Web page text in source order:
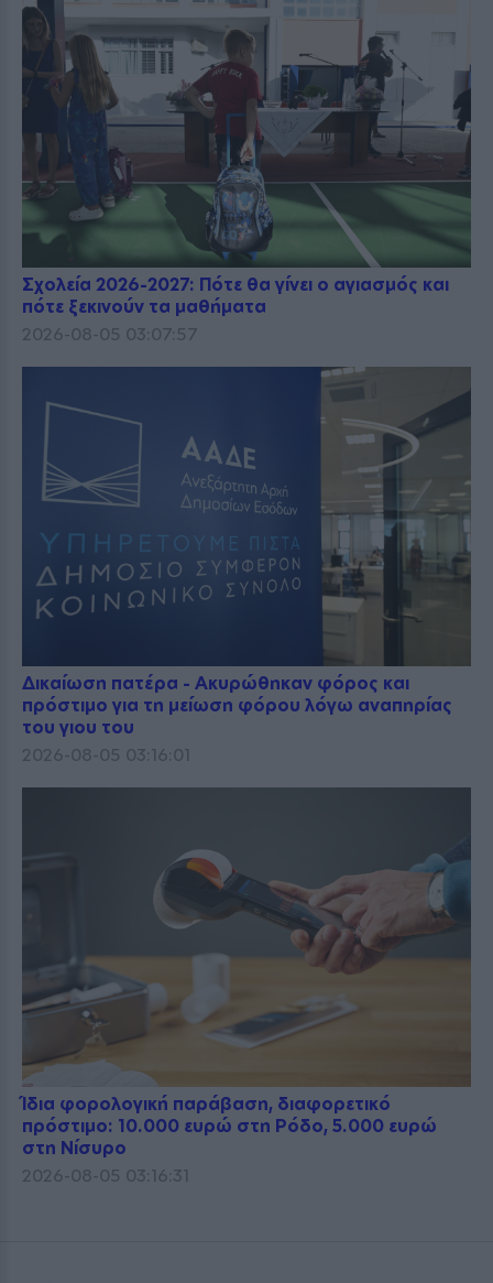
Σχολεία 2026-2027: Πότε θα γίνει ο αγιασμός και
πότε ξεκινούν τα μαθήματα
2026-08-05 03:07:57
Δικαίωση πατέρα - Ακυρώθηκαν φόρος και
πρόστιμο για τη μείωση φόρου λόγω αναπηρίας
του γιου του
2026-08-05 03:16:01
Ίδια φορολογική παράβαση, διαφορετικό
πρόστιμο: 10.000 ευρώ στη Ρόδο, 5.000 ευρώ
στη Νίσυρο
2026-08-05 03:16:31